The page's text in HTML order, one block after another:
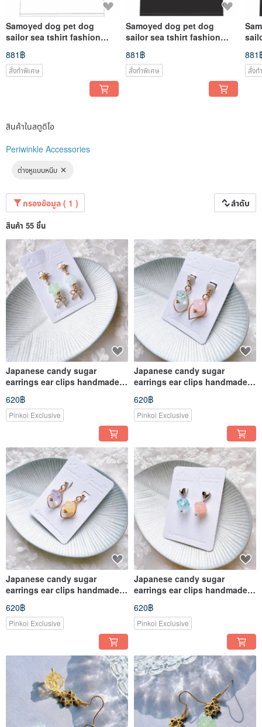
Samoyed dog pet dog
sailor sea tshirt fashion
summer design customise
881฿
สั่งทำพิเศษ
Samoyed dog pet dog
sailor sea tshirt fashion
summer design customise
881฿
สั่งทำพิเศษ
881
สั่งท
สินค้าในสตูดิโอ
Periwinkle Accessories
ต่างหูแบบหนีบ
กรองข้อมูล ( 1 ) ลำดับ
สินค้า 55 ชิ้น
Japanese candy sugar
earrings ear clips handmade
accessories
620฿
Pinkoi Exclusive
Japanese candy sugar
earrings ear clips handmade
accessories
620฿
Pinkoi Exclusive
Japanese candy sugar
earrings ear clips handmade
accessories
620฿
Pinkoi Exclusive
Japanese candy sugar
earrings ear clips handmade
accessories
620฿
Pinkoi Exclusive